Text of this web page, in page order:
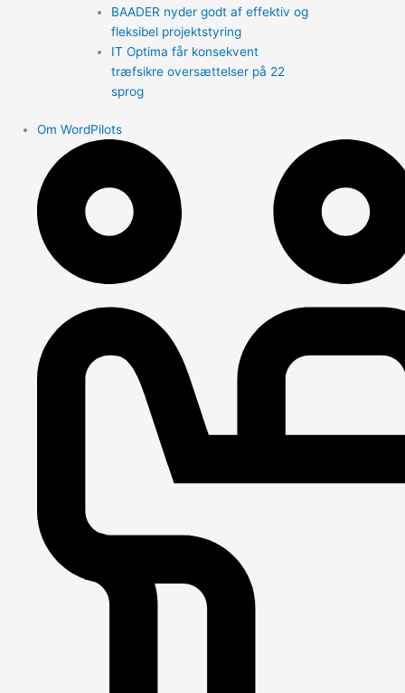
BAADER nyder godt af effektiv og
fleksibel projektstyring
IT Optima får konsekvent
træfsikre oversættelser på 22
sprog
Om WordPilots